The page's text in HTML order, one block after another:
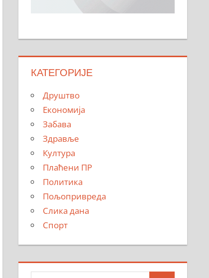
КАТЕГОРИЈЕ
Друштво
Економија
Забава
Здравље
Култура
Плаћени ПР
Политика
Пољопривреда
Слика дана
Спорт